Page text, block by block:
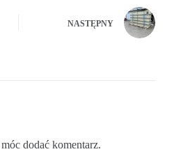
NASTĘPNY
dodać komentarz.